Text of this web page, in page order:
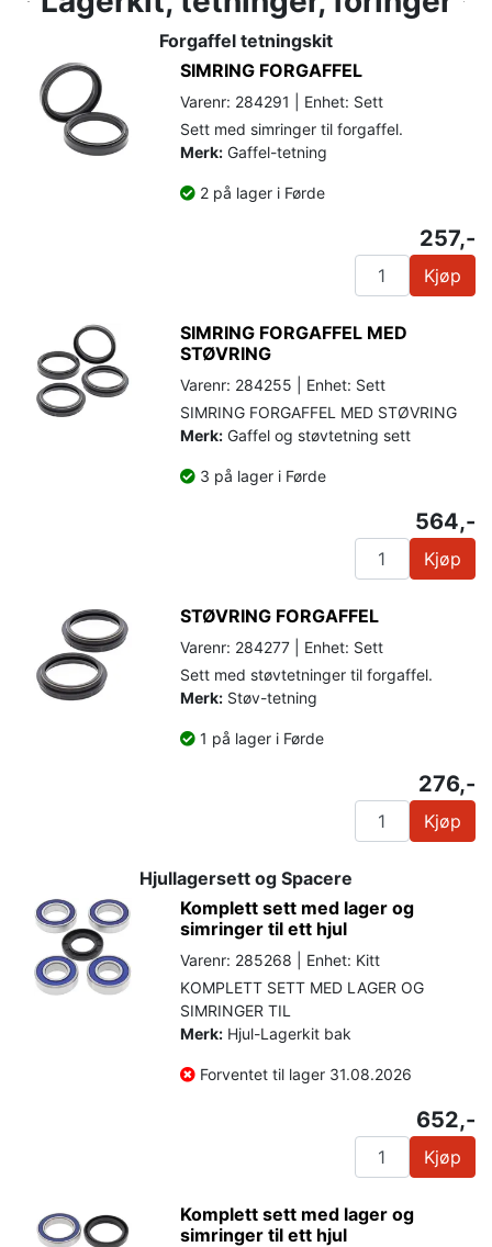
Forgaffel tetningskit
SIMRING FORGAFFEL
Varenr: 284291 | Enhet: Sett
Sett med simringer til forgaffel.
Merk: Gaffel-tetning
2 på lager i Førde
257,-
Kjøp
SIMRING FORGAFFEL MED
STØVRING
Varenr: 284255 | Enhet: Sett
SIMRING FORGAFFEL MED STØVRING
Merk: Gaffel og støvtetning sett
3 på lager i Førde
564,-
Kjøp
STØVRING FORGAFFEL
Varenr: 284277 | Enhet: Sett
Sett med støvtetninger til forgaffel.
Merk: Støv-tetning
1 på lager i Førde
276,-
Kjøp
Hjullagersett og Spacere
Komplett sett med lager og
simringer til ett hjul
Varenr: 285268 | Enhet: Kitt
KOMPLETT SETT MED LAGER OG
SIMRINGER TIL
Merk: Hjul-Lagerkit bak
Forventet til lager 31.08.2026
652,-
Kjøp
Komplett sett med lager og
simringer til ett hjul